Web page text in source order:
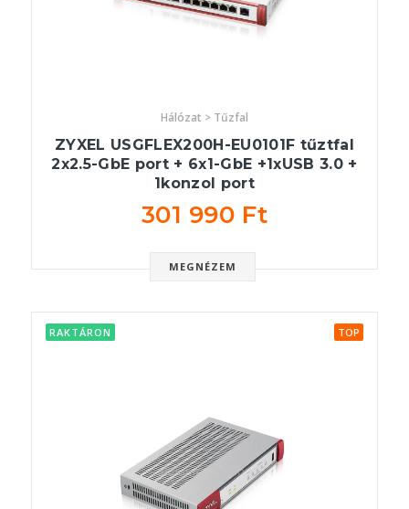
Hálózat > Tűzfal
ZYXEL USGFLEX200H-EU0101F tűztfal
2x2.5-GbE port + 6x1-GbE +1xUSB 3.0 +
1konzol port
301 990 Ft
MEGNÉZEM
RAKTÁRON TOP